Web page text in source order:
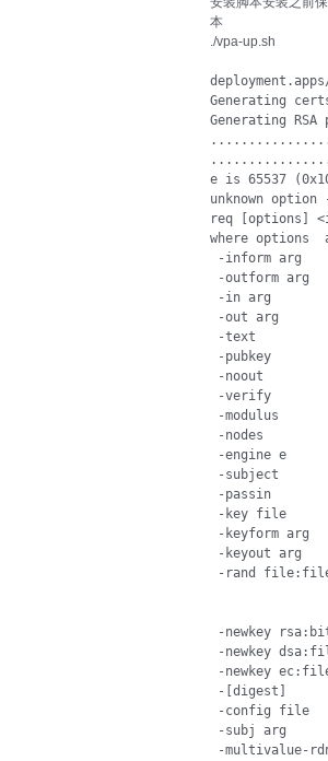
本
./vpa-up.sh
Generating
Generating
e is 65537
unknown option
req [options]
where options
-inform arg
-outform arg
-in arg
-out arg
-text
-pubkey
-noout
-verify
-modulus
-nodes
-engine e
-subject
-passin
-key file
-keyform arg
-keyout arg
-rand
-newkey
-newkey
-newkey
-[digest]
-config file
-subj arg
-multivalue-